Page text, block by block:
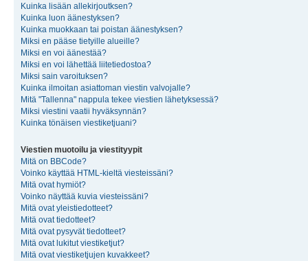
Kuinka lisään allekirjoutksen?
Kuinka luon äänestyksen?
Kuinka muokkaan tai poistan äänestyksen?
Miksi en pääse tietyille alueille?
Miksi en voi äänestää?
Miksi en voi lähettää liitetiedostoa?
Miksi sain varoituksen?
Kuinka ilmoitan asiattoman viestin valvojalle?
Mitä "Tallenna" nappula tekee viestien lähetyksessä?
Miksi viestini vaatii hyväksynnän?
Kuinka tönäisen viestiketjuani?
Viestien muotoilu ja viestityypit
Mitä on BBCode?
Voinko käyttää HTML-kieltä viesteissäni?
Mitä ovat hymiöt?
Voinko näyttää kuvia viesteissäni?
Mitä ovat yleistiedotteet?
Mitä ovat tiedotteet?
Mitä ovat pysyvät tiedotteet?
Mitä ovat lukitut viestiketjut?
Mitä ovat viestiketjujen kuvakkeet?